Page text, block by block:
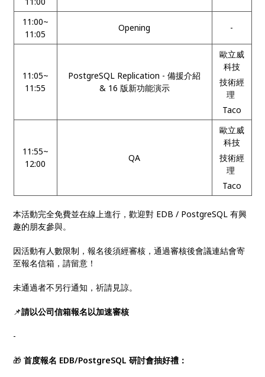
11:00~
11:05
Opening -
11:05~
11:55
PostgreSQL Replication - 備援介紹
& 16 版新功能演示
歐立威
科技
技術經
理
Taco
11:55~
12:00
QA
歐立威
科技
技術經
理
Taco
本活動完全免費並在線上進行，歡迎對 EDB / PostgreSQL 有興
趣的朋友參與。
因活動有人數限制，報名後須經審核，通過審核後會議連結會寄
至報名信箱，請留意！
未通過者不另行通知，祈請見諒。
📌請以公司信箱報名以加速審核
-
🎁 首度報名 EDB/PostgreSQL 研討會抽好禮：